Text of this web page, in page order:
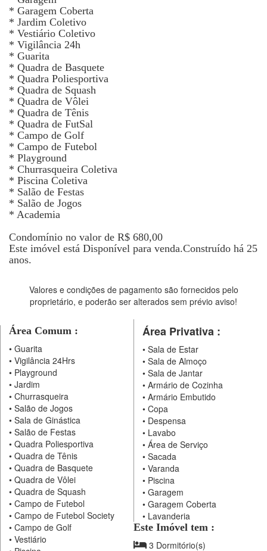
* Garagem Coberta
* Jardim Coletivo
* Vestiário Coletivo
* Vigilância 24h
* Guarita
* Quadra de Basquete
* Quadra Poliesportiva
* Quadra de Squash
* Quadra de Vôlei
* Quadra de Tênis
* Quadra de FutSal
* Campo de Golf
* Campo de Futebol
* Playground
* Churrasqueira Coletiva
* Piscina Coletiva
* Salão de Festas
* Salão de Jogos
* Academia
Condomínio no valor de R$ 680,00
Este imóvel está Disponível para venda.Construído há 25
anos.
Valores e condições de pagamento são fornecidos pelo
proprietário, e poderão ser alterados sem prévio aviso!
Área Comum :
• Guarita
• Vigilância 24Hrs
• Playground
• Jardim
• Churrasqueira
• Salão de Jogos
• Sala de Ginástica
• Salão de Festas
• Quadra Poliesportiva
• Quadra de Tênis
• Quadra de Basquete
• Quadra de Vôlei
• Quadra de Squash
• Campo de Futebol
• Campo de Futebol Society
• Campo de Golf
• Vestiário
Área Privativa :
•Sala de Estar
•Sala de Almoço
•Sala de Jantar
•Armário de Cozinha
•Armário Embutido
•Copa
•Despensa
•Lavabo
•Área de Serviço
•Sacada
•Varanda
•Piscina
•Garagem
•Garagem Coberta
•Lavanderia
Este Imóvel tem :
3 Dormitório(s)